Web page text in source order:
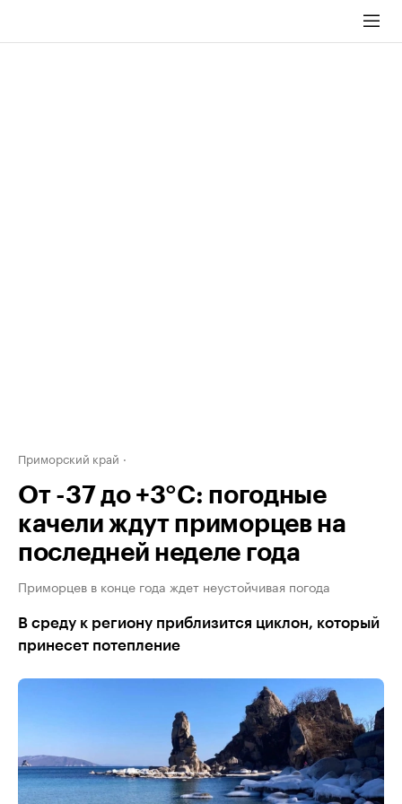
Приморский край
От -37 до +3°С: погодные
качели ждут приморцев на
последней неделе года
Приморцев в конце года ждет неустойчивая погода
В среду к региону приблизится циклон, который
принесет потепление